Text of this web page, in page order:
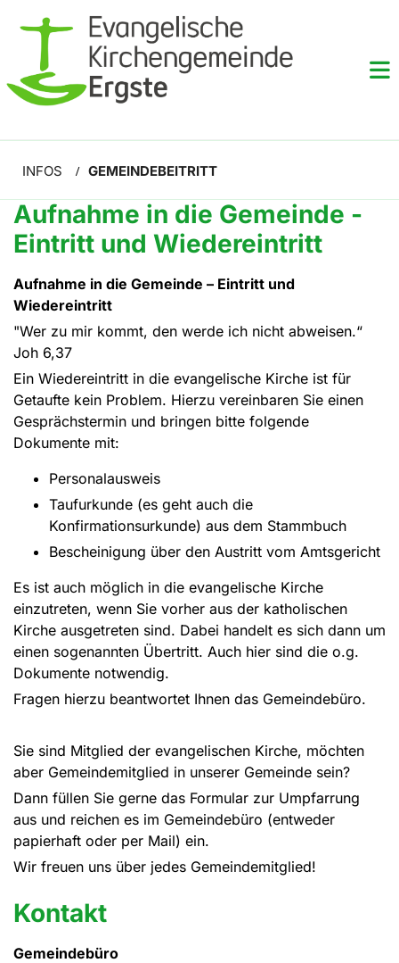
INFOS / GEMEINDEBEITRITT
Aufnahme in die Gemeinde -
Eintritt und Wiedereintritt
Aufnahme in die Gemeinde – Eintritt und
Wiedereintritt
"Wer zu mir kommt, den werde ich nicht abweisen.“
Joh 6,37
Ein Wiedereintritt in die evangelische Kirche ist für
Getaufte kein Problem. Hierzu vereinbaren Sie einen
Gesprächstermin und bringen bitte folgende
Dokumente mit:
Personalausweis
Taufurkunde (es geht auch die
Konfirmationsurkunde) aus dem Stammbuch
Bescheinigung über den Austritt vom Amtsgericht
Es ist auch möglich in die evangelische Kirche
einzutreten, wenn Sie vorher aus der katholischen
Kirche ausgetreten sind. Dabei handelt es sich dann um
einen sogenannten Übertritt. Auch hier sind die o.g.
Dokumente notwendig.
Fragen hierzu beantwortet Ihnen das Gemeindebüro.
Sie sind Mitglied der evangelischen Kirche, möchten
aber Gemeindemitglied in unserer Gemeinde sein?
Dann füllen Sie gerne das Formular zur Umpfarrung
aus und reichen es im Gemeindebüro (entweder
papierhaft oder per Mail) ein.
Wir freuen uns über jedes Gemeindemitglied!
Kontakt
Gemeindebüro